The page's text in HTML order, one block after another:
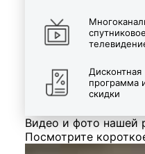
спутниковое
Дисконтная
программа
скидки
Видео и фото нашей
Посмотрите